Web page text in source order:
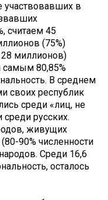
в
считаем 45
(75%)
миллионов)
самым 80,85%
В среднем
своих республик
среди «лиц, не
русских.
живущих
90% численности
Среди 16,6
осталось